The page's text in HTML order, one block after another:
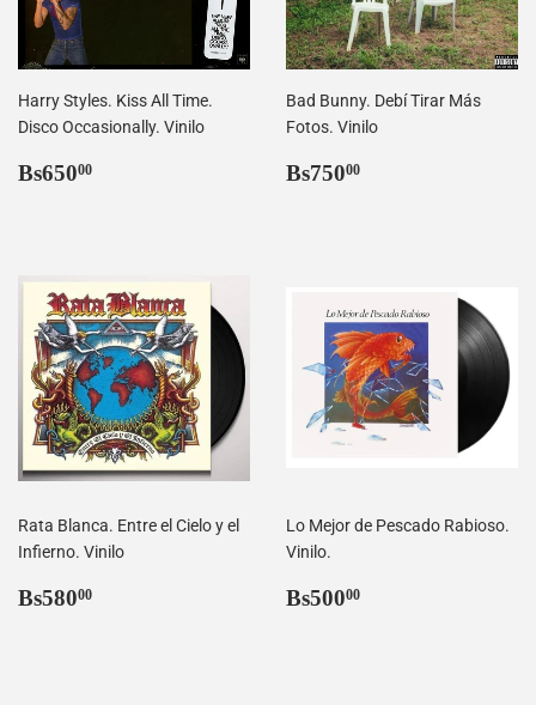
Harry Styles. Kiss All Time.
Disco Occasionally. Vinilo
Precio
Bs65000
Bad Bunny. Debí Tirar Más
Fotos. Vinilo
Precio
Bs75000
Rata Blanca. Entre el Cielo y el
Infierno. Vinilo
Precio
Bs58000
Lo Mejor de Pescado Rabioso.
Vinilo.
Precio
Bs50000